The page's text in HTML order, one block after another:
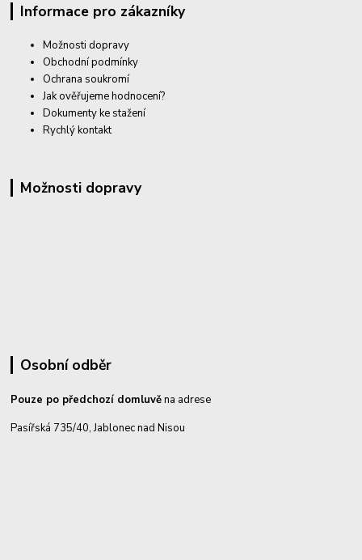
Informace pro zákazníky
Možnosti dopravy
Obchodní podmínky
Ochrana soukromí
Jak ověřujeme hodnocení?
Dokumenty ke stažení
Rychlý kontakt
Možnosti dopravy
Osobní odběr
Pouze po předchozí domluvěna adrese
Pasířská 735/40, Jablonec nad Nisou